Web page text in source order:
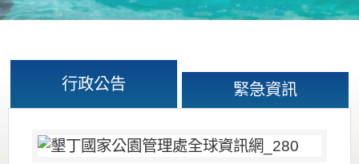
行政公告 緊急資訊